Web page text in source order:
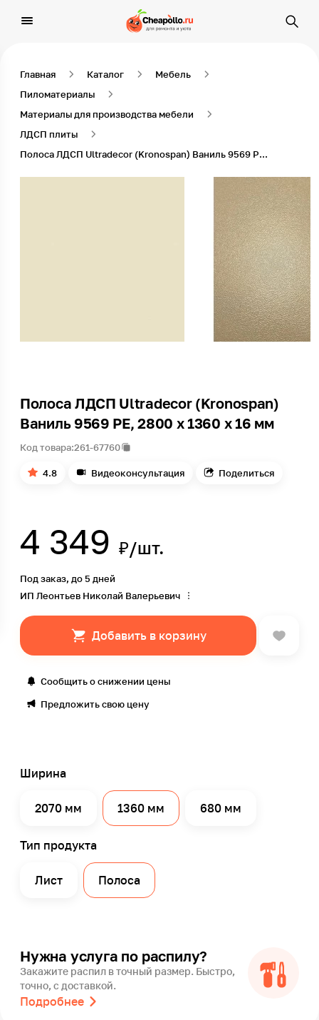
Главная Каталог
Мебель
Пиломатериалы
Материалы для производства мебели
ЛДСП плиты
Полоса ЛДСП Ultradecor (Kronospan) Ваниль 9569 PE, 2800 x 1360 x 16 мм
Полоса ЛДСП Ultradecor (Kronospan)
Ваниль 9569 PE, 2800 x 1360 x 16 мм
Код товара:261-67760
4.8 Видеоконсультация Поделиться
4 349 ₽/шт.
Под заказ, до 5 дней
ИП Леонтьев Николай Валерьевич
Добавить в корзину
Сообщить о снижении цены
Предложить свою цену
Ширина
2070 мм 1360 мм 680 мм
Тип продукта
Лист Полоса
Нужна услуга по распилу?
Закажите распил в точный размер. Быстро,
точно, с доставкой.
Подробнее